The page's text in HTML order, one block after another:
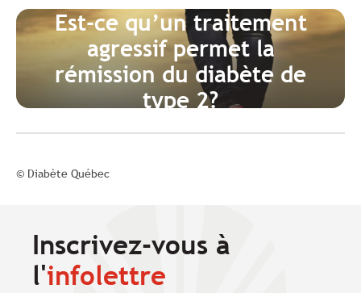
Est-ce qu’un traitement
agressif permet la
rémission du diabète de
type 2?
© Diabète Québec
Inscrivez-vous à
l'infolettre